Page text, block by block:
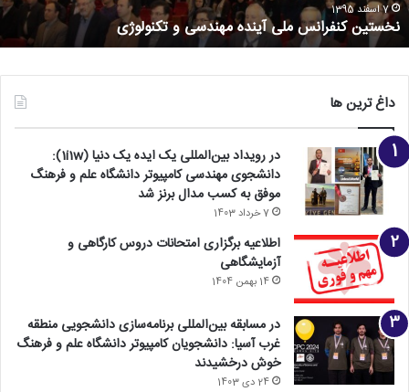
7 اسفند 1395
نخستین کنفرانس ملی آینده مهندسی و تکنولوژی
داغ ترین ها
در رویداد بین‌المللی یک ایده یک دنیا (1i1w):
دانشجوی مهندسی کامپیوتر دانشگاه علم و فرهنگ
موفق به کسب مدال برنز شد
7 خرداد 1403
اطلاعیه برگزاری امتحانات دروس کارگاهی و
آزمایشگاهی
14 بهمن 1404
در مسابقه بین‌المللی برنامه‌سازی دانشجویی منطقه
غرب آسیا: دانشجویان کامپیوتر دانشگاه علم و فرهنگ
خوش درخشیدند
24 دی 1403